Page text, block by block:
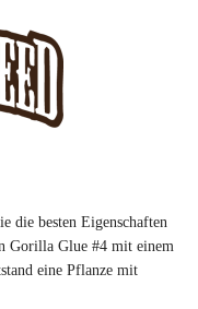
die besten Eigenschaften
Gorilla Glue #4 mit einem
eine Pflanze mit